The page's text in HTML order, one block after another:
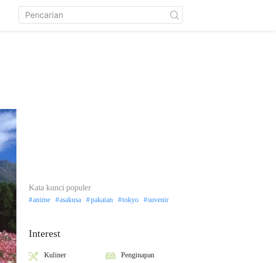
Kata kunci populer
anime asakusa pakaian tokyo suvenir
Interest
Kuliner Penginapan